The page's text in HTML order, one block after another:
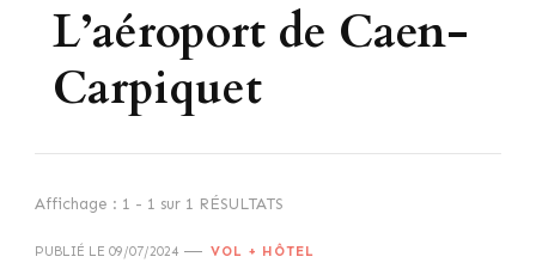
L’aéroport de Caen-
Carpiquet
Affichage : 1 - 1 sur 1 RÉSULTATS
PUBLIÉ LE 09/07/2024 VOL + HÔTEL